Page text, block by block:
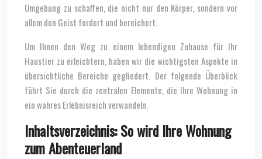
Umgebung zu schaffen, die nicht nur den Körper, sondern vor
allem den Geist fordert und bereichert.
Um Ihnen den Weg zu einem lebendigen Zuhause für Ihr
Haustier zu erleichtern, haben wir die wichtigsten Aspekte in
übersichtliche Bereiche gegliedert. Der folgende Überblick
führt Sie durch die zentralen Elemente, die Ihre Wohnung in
ein wahres Erlebnisreich verwandeln.
Inhaltsverzeichnis: So wird Ihre Wohnung
zum Abenteuerland